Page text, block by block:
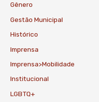
Gênero
Gestão Municipal
Histórico
Imprensa
Imprensa>Mobilidade
Institucional
LGBTQ+